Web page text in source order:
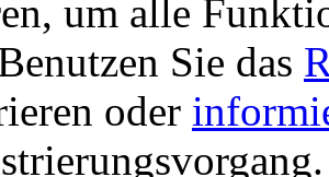
um alle
Sie das
oder